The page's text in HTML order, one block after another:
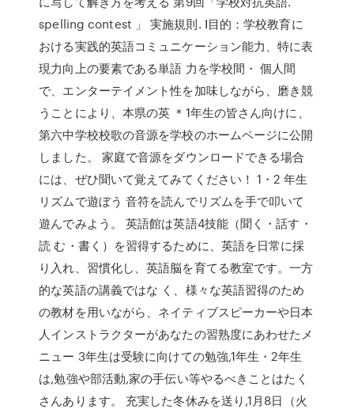
spelling contest 」 実施規則. Ⅰ目的：学校教育に
おける実践的英語コミュニケーション能力、特に表
現力向上の要素である単語 力を学校間・ 個人間
で、エンターテイメント性を加味しながら、磨き競
うことにより、本県の英 ＊1年生の皆さん向けに、
第六中学校校歌の音源を学校のホームページに公開
しました。 家庭で音源をダウンロードできる場合
には、ぜひ聞いて覚えてみてください！ 1・2 年生
リズムで遊ぼう 音符を読んでリズムを手で叩いて
遊んでみよう。 英語館は英語4技能（聞く・話す・
読 む・書く）を習得するために、英語を日常に採
り入れ、習慣化し、英語脳を育てる教室です。一方
的な英語の講義ではな く、様々な英語習得のため
の教材を用いながら、ネイティブスピーカーや日本
人インストラクターがあなたの習熟度にあわせたメ
ニュー 3年生は受験に向けての勉強,1年生・2年生
は,勉強や部活動,家の手伝い等やるべきことはたく
さんあります。 充実した冬休みを送り,1月8日（火